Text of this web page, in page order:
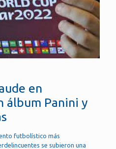
en
álbum Panini y
futbolístico más
se subieron una